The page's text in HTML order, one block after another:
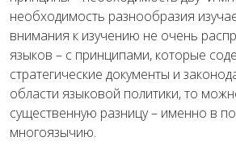
необходимость разнообразия
внимания к изучению не очень
языков – с принципами, которые
стратегические документы и
области языковой политики, то
существенную разницу – именно в
многоязычию.